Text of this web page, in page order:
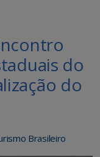
do
do
Brasileiro